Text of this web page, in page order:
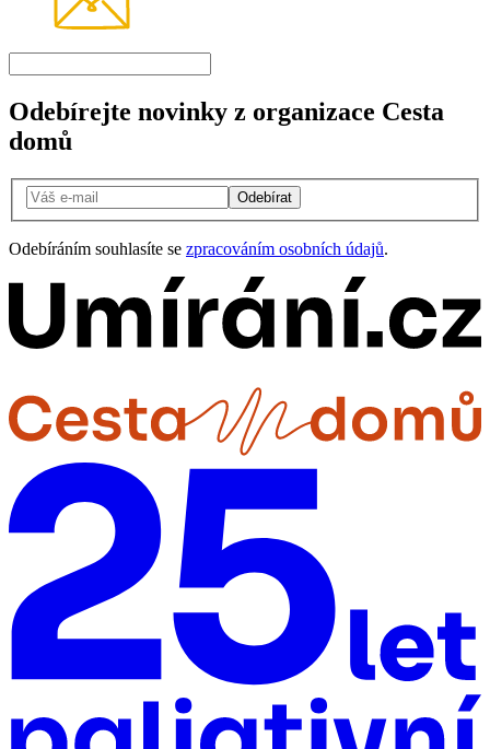
Odebírejte novinky z organizace Cesta
domů
Odebírat
Odebíráním souhlasíte se zpracováním osobních údajů.